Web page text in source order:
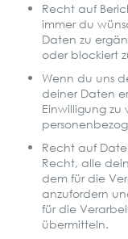
Recht auf
immer du
Daten zu
oder blockiert
Wenn du uns
deiner Daten
Einwilligung
Recht auf
Recht, alle
dem für die
anzufordern
für die
übermitteln.